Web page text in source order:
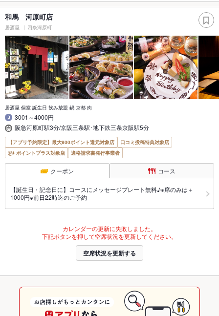
和馬 河原町店
居酒屋 四条河原町
居酒屋 個室 誕生日 飲み放題 鍋 京都 肉
3001～4000円
阪急河原町駅3分/京阪三条駅･地下鉄三条京阪駅5分
【アプリ予約限定】最大800ポイント還元対象店
口コミ投稿特典対象店
ポイントプラス対象店
適格請求書発行事業者
クーポン コース
【誕生日・記念日に】コースにメッセージプレート無料♪※席のみは＋
1000円※前日22時迄のご予約
カレンダーの更新に失敗しました。
下記ボタンを押して空席状況を更新してください。
空席状況を更新する